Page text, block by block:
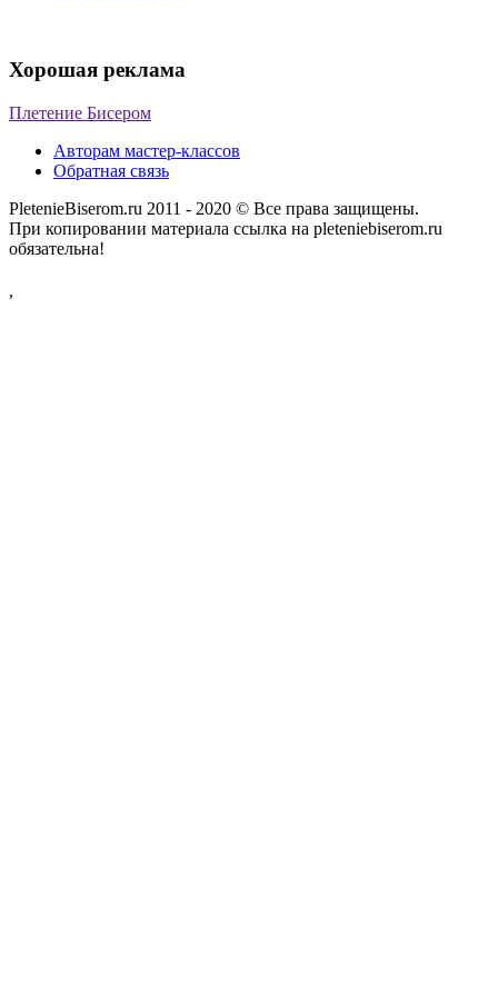
Хорошая реклама
Плетение Бисером
Авторам мастер-классов
Обратная связь
PletenieBiserom.ru 2011 - 2020 © Все права защищены.
При копировании материала ссылка на pleteniebiserom.ru
обязательна!
,